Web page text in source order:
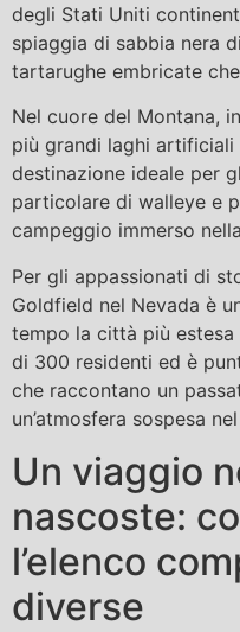
degli Stati Uniti
spiaggia di sabbia nera
tartarughe embricate
Nel cuore del Montana,
più grandi laghi artificiali
destinazione ideale per
particolare di walleye e
campeggio immerso
Per gli appassionati di
Goldfield nel Nevada è
tempo la città più
di 300 residenti ed è
che raccontano un
un’atmosfera sospesa
Un viaggio
nascoste:
l’elenco
diverse